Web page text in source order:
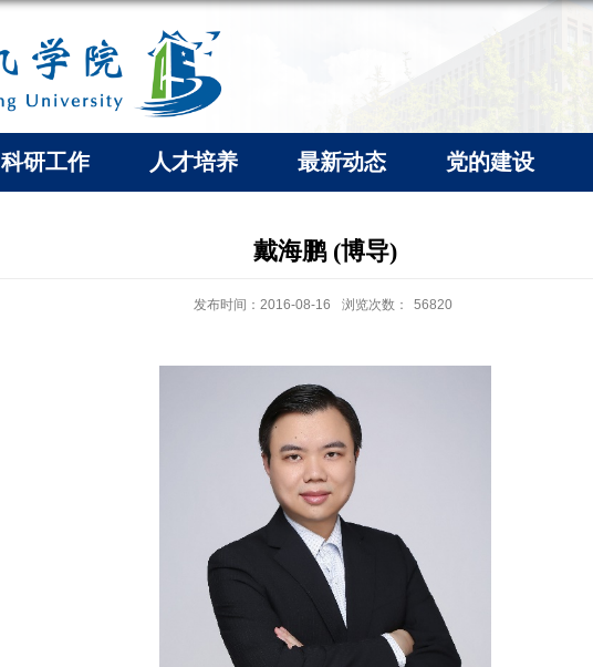
科研工作 人才培养 最新动态 党的建设
戴海鹏 (博导)
发布时间：2016-08-16 浏览次数： 56820